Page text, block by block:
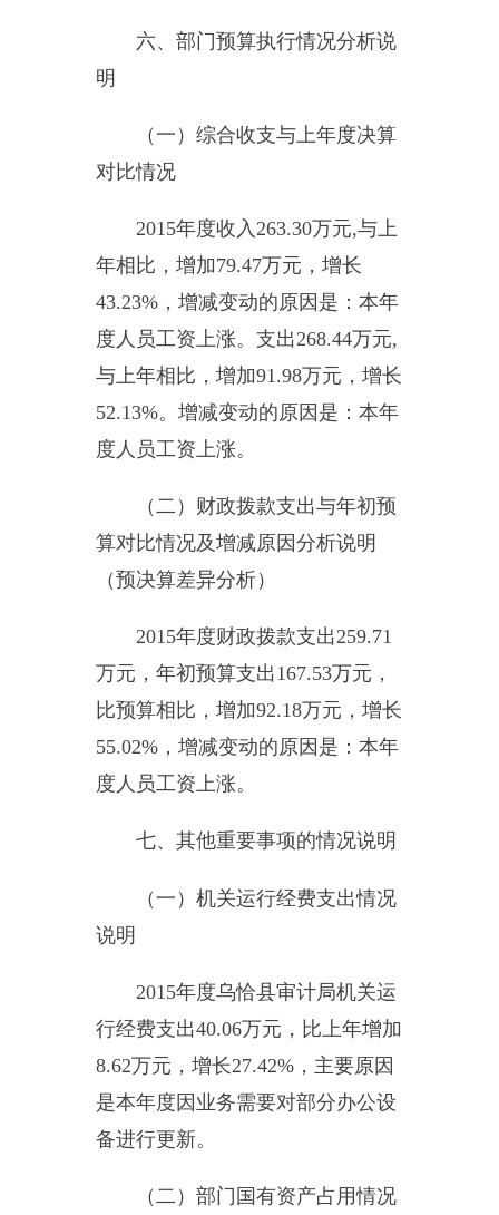
万元，固定资产78.35万元。
主要是银行存款
（三）部门预算绩效管理工作
按照《预算法》规定及财政部
求，对预算绩效管理工作，严格执
行年初预算并在年中开展各项工
作，严格按照相关要求使用。
年拨付的资金。
上级补助收入：指事业单位从
补助收入。
事业收入：指事业单位开展专
业业务活动及其辅助活动所取得的
收入。
经营收入：指事业单位在专业
业务活动及其辅助活动之外开展非
附属单位缴款：指事业单位附
属的独立核算单位按有关规定上缴
其他收入：指除上述“财政拨
款收入”、“事业收入”、“经营收
入”、“附属单位缴款”等之外取得的
收入。
事业单位在当年的“财政拨款收